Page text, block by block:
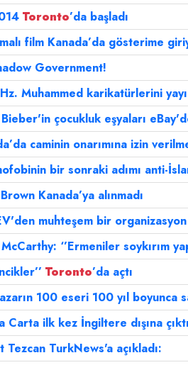
Toronto’da başladı
film Kanada’da gösterime
Government!
Muhammed karikatürlerini
çocukluk eşyaları
caminin onarımına izin
bir sonraki adımı anti-
Kanada’ya alınmadı
muhteşem bir
‘’Ermeniler soykırım
Toronto’da açtı
100 eseri 100 yıl boyunca
Carta ilk kez İngiltere dışına
Tezcan TurkNews'a açıkladı: